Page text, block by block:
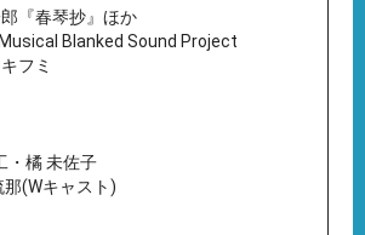
『春琴抄』ほか
Blanked Sound Project
フミ
・橘 未佐子
(Wキャスト)